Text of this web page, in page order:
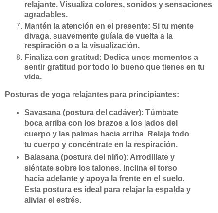
relajante. Visualiza colores, sonidos y sensaciones
agradables.
Mantén la atención en el presente: Si tu mente
divaga, suavemente guíala de vuelta a la
respiración o a la visualización.
Finaliza con gratitud: Dedica unos momentos a
sentir gratitud por todo lo bueno que tienes en tu
vida.
Posturas de yoga relajantes para principiantes:
Savasana (postura del cadáver): Túmbate
boca arriba con los brazos a los lados del
cuerpo y las palmas hacia arriba. Relaja todo
tu cuerpo y concéntrate en la respiración.
Balasana (postura del niño): Arrodíllate y
siéntate sobre los talones. Inclina el torso
hacia adelante y apoya la frente en el suelo.
Esta postura es ideal para relajar la espalda y
aliviar el estrés.